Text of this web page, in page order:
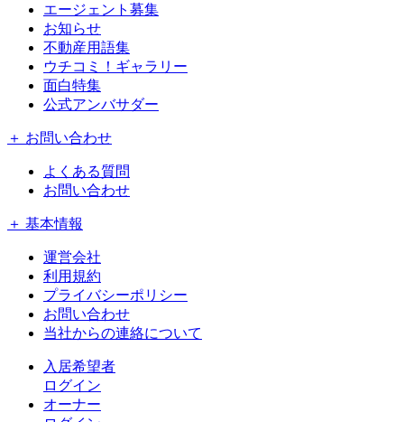
エージェント募集
お知らせ
不動産用語集
ウチコミ！ギャラリー
面白特集
公式アンバサダー
＋ お問い合わせ
よくある質問
お問い合わせ
＋ 基本情報
運営会社
利用規約
プライバシーポリシー
お問い合わせ
当社からの連絡について
入居希望者
ログイン
オーナー